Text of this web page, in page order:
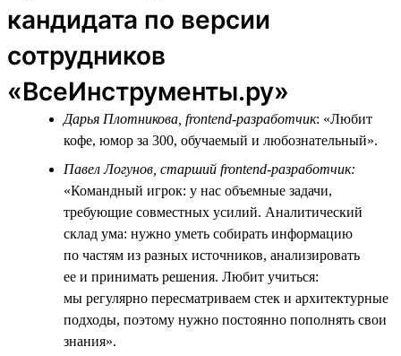
кандидата по версии
сотрудников
«ВсеИнструменты.ру»
Дарья Плотникова, frontend-разработчик: «Любит
кофе, юмор за 300, обучаемый и любознательный».
Павел Логунов, старший frontend-разработчик:
«Командный игрок: у нас объемные задачи,
требующие совместных усилий. Аналитический
склад ума: нужно уметь собирать информацию
по частям из разных источников, анализировать
ее и принимать решения. Любит учиться:
мы регулярно пересматриваем стек и архитектурные
подходы, поэтому нужно постоянно пополнять свои
знания».